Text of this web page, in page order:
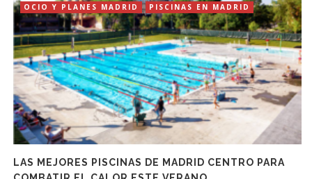
OCIO Y PLANES MADRID
PISCINAS EN MADRID
LAS MEJORES PISCINAS DE MADRID CENTRO PARA